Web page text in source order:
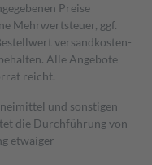
Preise
Mehrwertsteuer, ggf.
versand­kosten­
Alle Angebote
reicht.
und sonstigen
die Durchführung von
etwaiger